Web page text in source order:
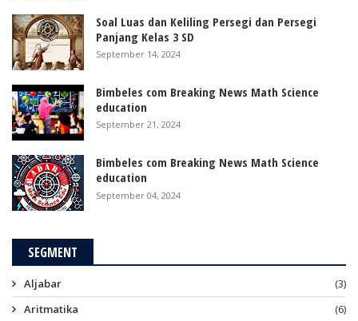
Soal Luas dan Keliling Persegi dan Persegi
Panjang Kelas 3 SD
September 14, 2024
Bimbeles com Breaking News Math Science
education
September 21, 2024
Bimbeles com Breaking News Math Science
education
September 04, 2024
SEGMENT
Aljabar
(3)
Aritmatika
(6)